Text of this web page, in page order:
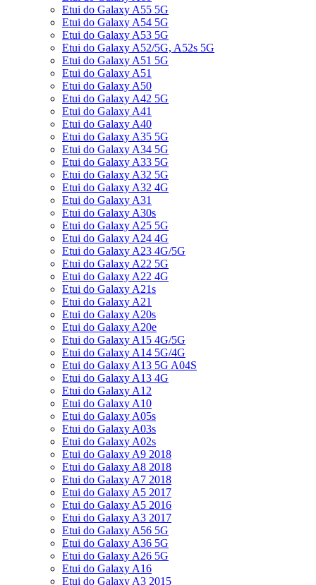
Etui do Galaxy A55 5G
Etui do Galaxy A54 5G
Etui do Galaxy A53 5G
Etui do Galaxy A52/5G, A52s 5G
Etui do Galaxy A51 5G
Etui do Galaxy A51
Etui do Galaxy A50
Etui do Galaxy A42 5G
Etui do Galaxy A41
Etui do Galaxy A40
Etui do Galaxy A35 5G
Etui do Galaxy A34 5G
Etui do Galaxy A33 5G
Etui do Galaxy A32 5G
Etui do Galaxy A32 4G
Etui do Galaxy A31
Etui do Galaxy A30s
Etui do Galaxy A25 5G
Etui do Galaxy A24 4G
Etui do Galaxy A23 4G/5G
Etui do Galaxy A22 5G
Etui do Galaxy A22 4G
Etui do Galaxy A21s
Etui do Galaxy A21
Etui do Galaxy A20s
Etui do Galaxy A20e
Etui do Galaxy A15 4G/5G
Etui do Galaxy A14 5G/4G
Etui do Galaxy A13 5G A04S
Etui do Galaxy A13 4G
Etui do Galaxy A12
Etui do Galaxy A10
Etui do Galaxy A05s
Etui do Galaxy A03s
Etui do Galaxy A02s
Etui do Galaxy A9 2018
Etui do Galaxy A8 2018
Etui do Galaxy A7 2018
Etui do Galaxy A5 2017
Etui do Galaxy A5 2016
Etui do Galaxy A3 2017
Etui do Galaxy A56 5G
Etui do Galaxy A36 5G
Etui do Galaxy A26 5G
Etui do Galaxy A16
Etui do Galaxy A3 2015